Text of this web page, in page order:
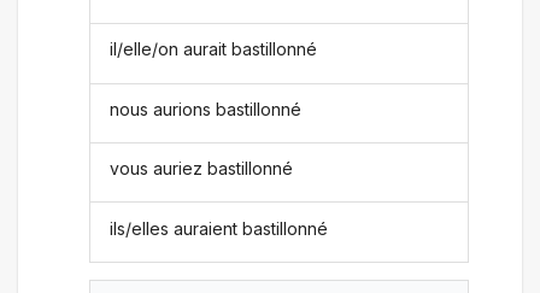
il/elle/on aurait bastillonné
nous aurions bastillonné
vous auriez bastillonné
ils/elles auraient bastillonné